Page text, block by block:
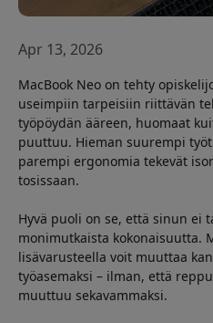
Apr 13, 2026
MacBook Neo on tehty
useimpiin tarpeisiin riittävän
työpöydän ääreen, huomaat
puuttuu. Hieman suurempi
parempi ergonomia tekevät
tosissaan.
Hyvä puoli on se, että sinun ei
monimutkaista kokonaisuutta.
lisävarusteella voit muuttaa
työasemaksi – ilman, että
muuttuu sekavammaksi.